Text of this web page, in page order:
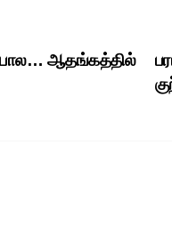
ஆதங்கத்தில்